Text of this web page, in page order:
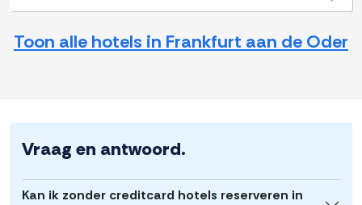
Toon alle hotels in Frankfurt aan de Oder
Vraag en antwoord.
Kan ik zonder creditcard hotels reserveren in